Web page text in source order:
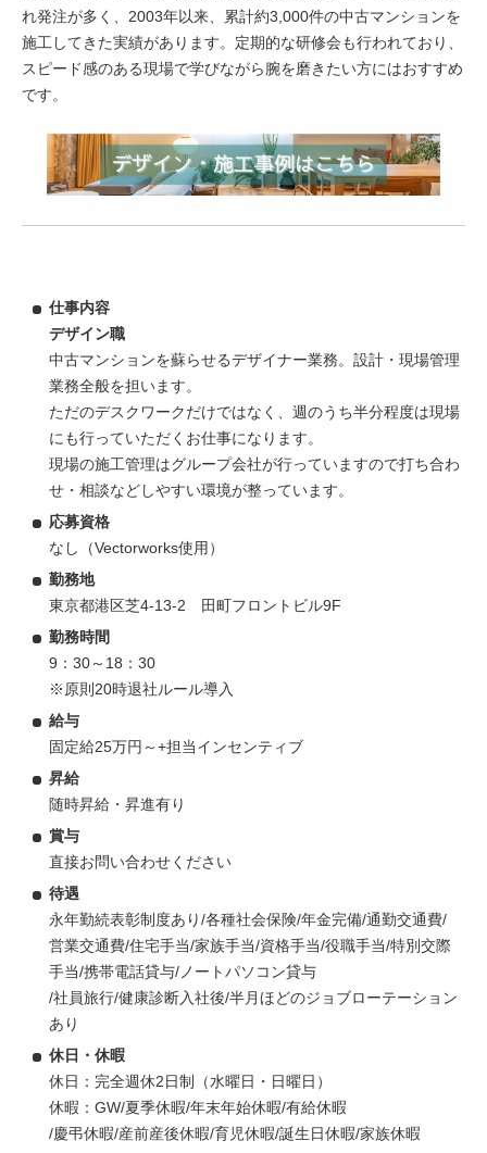
れ発注が多く、2003年以来、累計約3,000件の中古マンションを
施工してきた実績があります。定期的な研修会も行われており、
スピード感のある現場で学びながら腕を磨きたい方にはおすすめ
です。
仕事内容
デザイン職
中古マンションを蘇らせるデザイナー業務。設計・現場管理
業務全般を担います。
ただのデスクワークだけではなく、週のうち半分程度は現場
にも行っていただくお仕事になります。
現場の施工管理はグループ会社が行っていますので打ち合わ
せ・相談などしやすい環境が整っています。
応募資格
なし（Vectorworks使用）
勤務地
東京都港区芝4-13-2 田町フロントビル9F
勤務時間
9：30～18：30
※原則20時退社ルール導入
給与
固定給25万円～+担当インセンティブ
昇給
随時昇給・昇進有り
賞与
直接お問い合わせください
待遇
永年勤続表彰制度あり/各種社会保険/年金完備/通勤交通費/
営業交通費/住宅手当/家族手当/資格手当/役職手当/特別交際
手当/携帯電話貸与/ノートパソコン貸与
/社員旅行/健康診断入社後/半月ほどのジョブローテーション
あり
休日・休暇
休日：完全週休2日制（水曜日・日曜日）
休暇：GW/夏季休暇/年末年始休暇/有給休暇
/慶弔休暇/産前産後休暇/育児休暇/誕生日休暇/家族休暇